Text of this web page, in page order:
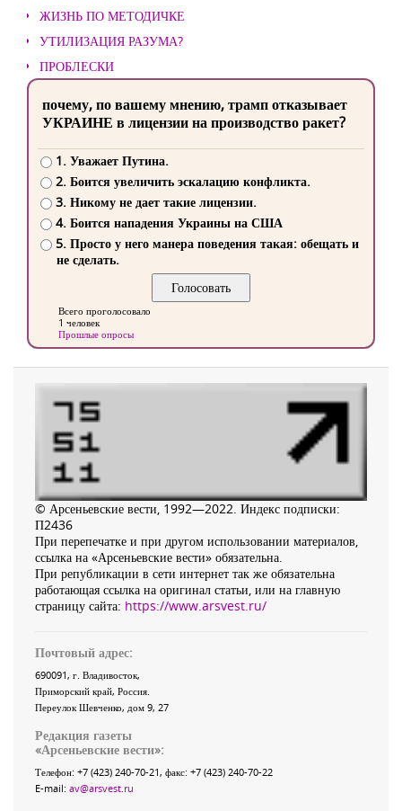
ЖИЗНЬ ПО МЕТОДИЧКЕ
УТИЛИЗАЦИЯ РАЗУМА?
ПРОБЛЕСКИ
почему, по вашему мнению, трамп отказывает
УКРАИНЕ в лицензии на производство ракет?
1. Уважает Путина.
2. Боится увеличить эскалацию конфликта.
3. Никому не дает такие лицензии.
4. Боится нападения Украины на США
5. Просто у него манера поведения такая: обещать и
не сделать.
Всего проголосовало
1 человек
Прошлые опросы
© Арсеньевские вести, 1992—2022. Индекс подписки:
П2436
При перепечатке и при другом использовании материалов,
ссылка на «Арсеньевские вести» обязательна.
При републикации в сети интернет так же обязательна
работающая ссылка на оригинал статьи, или на главную
страницу сайта: https://www.arsvest.ru/
Почтовый адрес:
690091, г. Владивосток,
Приморский край, Россия
Переулок Шевченко, дом 9, 27
Редакция газеты
«Арсеньевские вести»:
Телефон: +7 (423) 240-70-21, факс: +7 (423) 240-70-22
E-mail: av@arsvest.ru